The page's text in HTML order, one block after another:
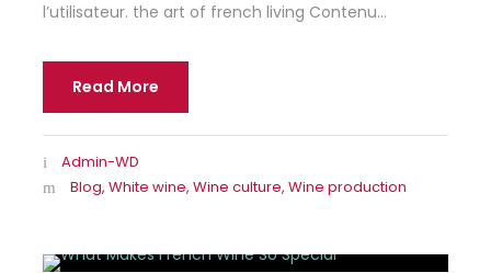
l’utilisateur. the art of french living Contenu...
Read More
Admin-WD
Blog, White wine, Wine culture, Wine production